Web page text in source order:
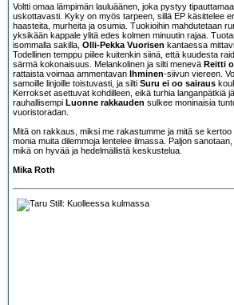
Voltti omaa lämpimän lauluäänen, joka pystyy
uskottavasti. Kyky on myös tarpeen, sillä EP käsittelee
haasteita, murheita ja osumia. Tuokioihin mahdutetaan
yksikään kappale ylitä edes kolmen minuutin rajaa.
isommalla sakilla, Olli-Pekka Vuorisen kantaessa
Todellinen temppu piilee kuitenkin siinä, että kuudesta
särmä kokonaisuus. Melankolinen ja silti menevä Reitti
rattaista voimaa ammentavan Ihminen-siivun viereen.
samoille linjoille toistuvasti, ja silti Suru ei oo sairaus
Kerrokset asettuvat kohdilleen, eikä turhia langanpätkiä
rauhallisempi Luonne rakkauden sulkee moninaisia
vuoristoradan.
Mitä on rakkaus, miksi me rakastumme ja mitä se kertoo
monia muita dilemmoja lentelee ilmassa. Paljon
mikä on hyvää ja hedelmällistä keskustelua.
Mika Roth